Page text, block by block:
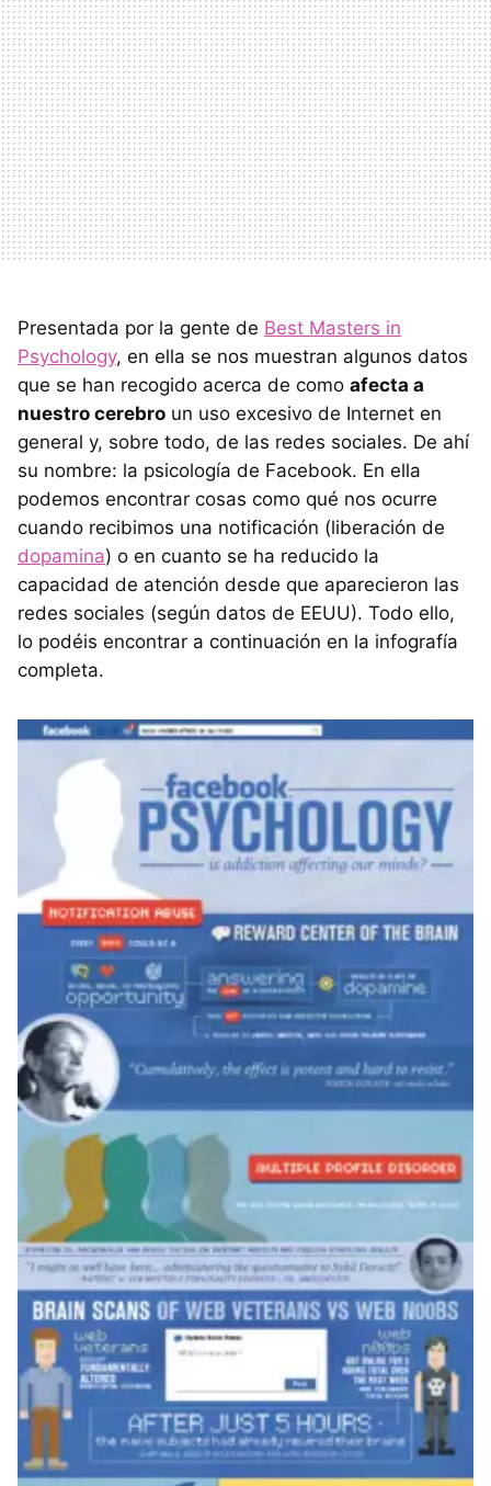
Presentada por la gente de Best Masters in
Psychology, en ella se nos muestran algunos datos
que se han recogido acerca de como afecta a
nuestro cerebro un uso excesivo de Internet en
general y, sobre todo, de las redes sociales. De ahí
su nombre: la psicología de Facebook. En ella
podemos encontrar cosas como qué nos ocurre
cuando recibimos una notificación (liberación de
dopamina) o en cuanto se ha reducido la
capacidad de atención desde que aparecieron las
redes sociales (según datos de EEUU). Todo ello,
lo podéis encontrar a continuación en la infografía
completa.